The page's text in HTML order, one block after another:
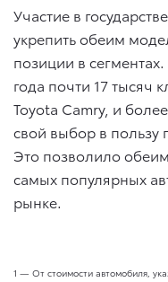
Участие в
укрепить обеим
позиции в
года почти 17 тысяч
Toyota Camry, и
свой выбор в пользу
Это позволило
самых популярных
рынке.
1 — От стоимости автомобиля,